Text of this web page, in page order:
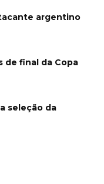
argentino
de final da Copa
seleção da